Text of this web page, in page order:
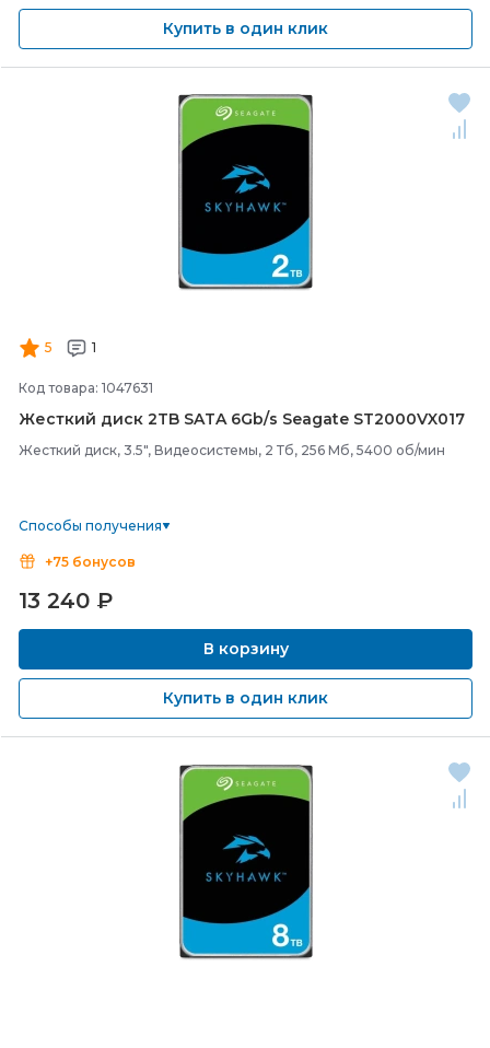
Купить в один клик
5 1
Код товара: 1047631
Жесткий диск 2TB SATA 6Gb/s Seagate ST2000VX017
Жесткий диск, 3.5", Видеосистемы, 2 Тб, 256 Мб, 5400 об/мин
Способы получения
+75 бонусов
13 240 ₽
В корзину
Купить в один клик